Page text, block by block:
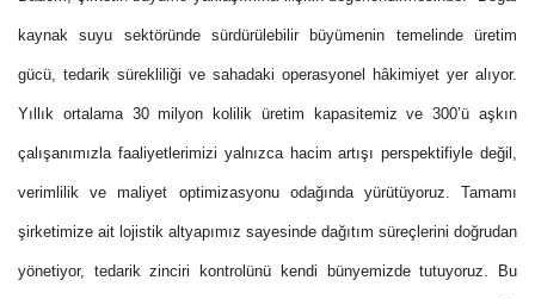
kaynak suyu sektöründe sürdürülebilir büyümenin temelinde üretim
gücü, tedarik sürekliliği ve sahadaki operasyonel hâkimiyet yer alıyor.
Yıllık ortalama 30 milyon kolilik üretim kapasitemiz ve 300’ü aşkın
çalışanımızla faaliyetlerimizi yalnızca hacim artışı perspektifiyle değil,
verimlilik ve maliyet optimizasyonu odağında yürütüyoruz. Tamamı
şirketimize ait lojistik altyapımız sayesinde dağıtım süreçlerini doğrudan
yönetiyor, tedarik zinciri kontrolünü kendi bünyemizde tutuyoruz. Bu